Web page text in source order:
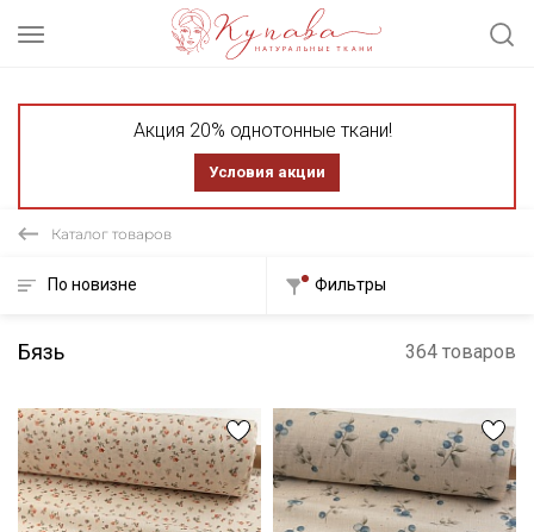
Акция 20% однотонные ткани!
Условия акции
Каталог товаров
По новизне Фильтры
Бязь 364 товаров